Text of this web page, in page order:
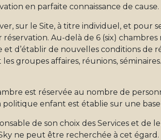
en parfaite connaissance de cause.
sur le Site, à titre individuel, et pour
Au-delà de 6 (six) chambres
d’établir de nouvelles conditions de
groupes affaires, réunions,
est réservée au nombre de
enfant est établie sur une base
de son choix des Services et de
ne peut être recherchée à cet égard.